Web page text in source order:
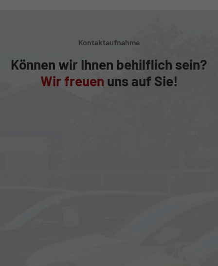
Kontaktaufnahme
Können wir Ihnen behilflich sein?
Wir freuen uns auf Sie!